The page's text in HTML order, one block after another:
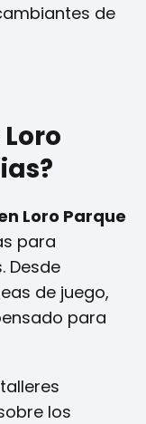
de
Loro Parque
para
Desde
de juego,
para
los